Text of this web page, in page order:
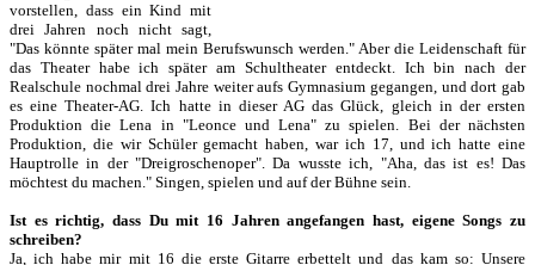
vorstellen, dass ein Kind mit
drei Jahren noch nicht sagt,
"Das könnte später mal mein Berufswunsch werden." Aber die Leidenschaft für
das Theater habe ich später am Schultheater entdeckt. Ich bin nach der
Realschule nochmal drei Jahre weiter aufs Gymnasium gegangen, und dort gab
es eine Theater-AG. Ich hatte in dieser AG das Glück, gleich in der ersten
Produktion die Lena in "Leonce und Lena" zu spielen. Bei der nächsten
Produktion, die wir Schüler gemacht haben, war ich 17, und ich hatte eine
Hauptrolle in der "Dreigroschenoper". Da wusste ich, "Aha, das ist es! Das
möchtest du machen." Singen, spielen und auf der Bühne sein.
Ist es richtig, dass Du mit 16 Jahren angefangen hast, eigene Songs zu
schreiben?
Ja, ich habe mir mit 16 die erste Gitarre erbettelt und das kam so: Unsere